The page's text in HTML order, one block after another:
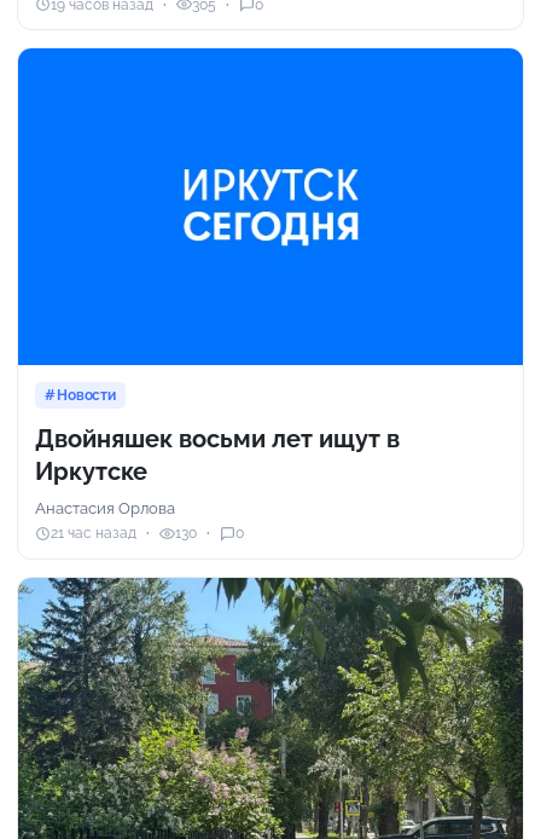
19 часов назад 305 0
Новости
Двойняшек восьми лет ищут в
Иркутске
Анастасия Орлова
21 час назад 130 0